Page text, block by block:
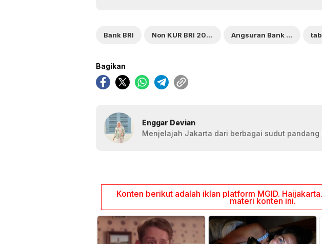
Bank BRI Non KUR BRI 2025 Angsuran Bank BRI
Bagikan
Enggar Devian
Menjelajah Jakarta dari berbagai sudut